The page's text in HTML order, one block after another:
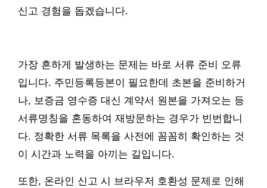
신고 경험을 돕겠습니다.
가장 흔하게 발생하는 문제는 바로 서류 준비 오류
입니다. 주민등록등본이 필요한데 초본을 준비하거
나, 보증금 영수증 대신 계약서 원본을 가져오는 등
서류명칭을 혼동하여 재방문하는 경우가 빈번합니
다. 정확한 서류 목록을 사전에 꼼꼼히 확인하는 것
이 시간과 노력을 아끼는 길입니다.
또한, 온라인 신고 시 브라우저 호환성 문제로 인해